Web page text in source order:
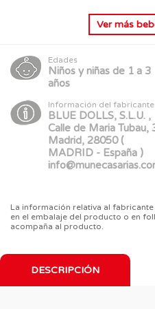
Ver más
Edades
Niños y niñas de 1 a 3
años
Información del fabricante
BLUE DOLLS, S.L.U. ,
Calle de Maria Tubau,
Madrid, 28050 (
MADRID - España )
La información relativa al
en el embalaje del producto o en
acompaña al producto.
DESCRIPCIÓN